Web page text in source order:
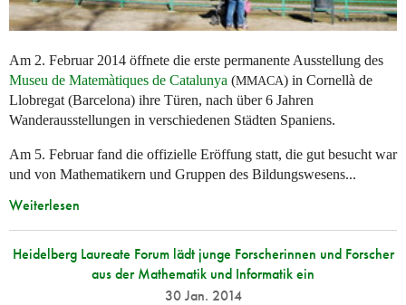
Am 2. Februar 2014 öffnete die erste permanente Ausstellung des
Museu de Matemàtiques de Catalunya (MMACA) in Cornellà de
Llobregat (Barcelona) ihre Türen, nach über 6 Jahren
Wanderausstellungen in verschiedenen Städten Spaniens.
Am 5. Februar fand die offizielle Eröffung statt, die gut besucht war
und von Mathematikern und Gruppen des Bildungswesens...
Weiterlesen
Heidelberg Laureate Forum lädt junge Forscherinnen und Forscher
aus der Mathematik und Informatik ein
30 Jan. 2014